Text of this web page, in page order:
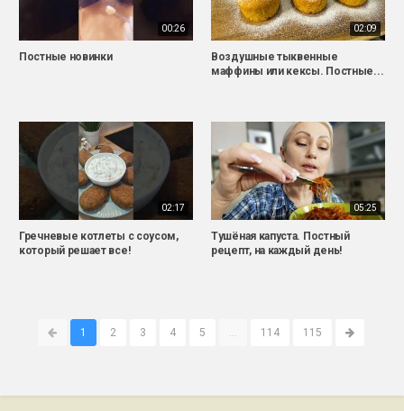
00:26
Постные новинки
02:09
Воздушные тыквенные
маффины или кексы. Постные...
02:17
Гречневые котлеты с соусом,
который решает все!
05:25
Тушёная капуста. Постный
рецепт, на каждый день!
1 2 3 4 5 ... 114 115